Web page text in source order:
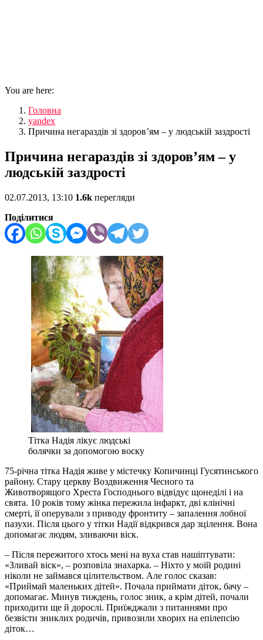
You are here:
Головна
yandex
Причина негараздів зі здоров’ям – у людській заздрості
Причина негараздів зі здоров’ям – у
людській заздрості
02.07.2013, 13:10 1.6k перегляди
Поділитися
Тітка Надія лікує людські
болячки за допомогою воску
75-річна тітка Надія живе у містечку Копичинці Гусятинського
району. Стару церкву Воздвиження Чесного та
Животворящого Хреста Господнього відвідує щонеділі і на
свята. 10 років тому жінка пережила інфаркт, дві клінічні
смерті, її оперували з приводу фронтиту – запалення лобної
пазухи. Після цього у тітки Надії відкрився дар зцілення. Вона
допомагає людям, зливаючи віск.
– Після пережитого хтось мені на вуха став нашіптувати:
«Зливай віск», – розповіла знахарка. – Ніхто у моїй родині
ніколи не займався цілительством. Але голос сказав:
«Приймай маленьких дітей». Почала приймати діток, бачу –
допомагає. Минув тиждень, голос зник, а крім дітей, почали
приходити ще й дорослі. Приїжджали з питаннями про
безвісти зниклих родичів, привозили хворих на епілепсію
діток…